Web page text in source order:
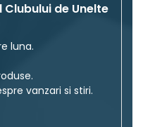
Clubului de Unelte
luna.
vanzari si stiri.